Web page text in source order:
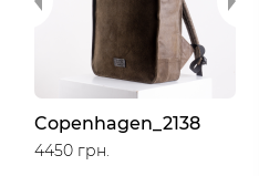
Copenhagen_2138
4450 грн.